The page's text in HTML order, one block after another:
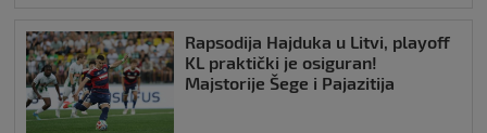
Rapsodija Hajduka u Litvi, playoff
KL praktički je osiguran!
Majstorije Šege i Pajazitija